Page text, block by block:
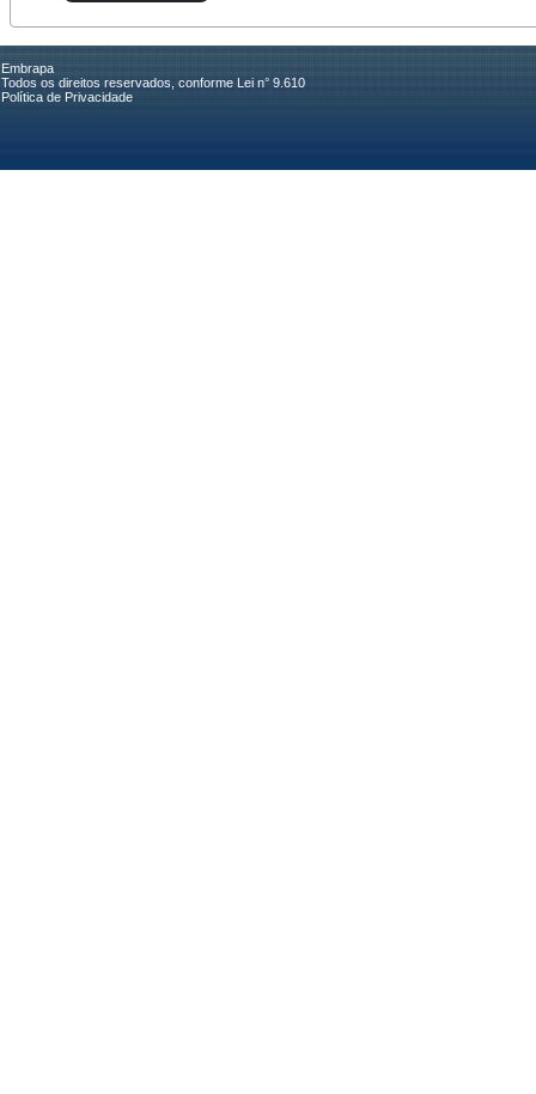
Embrapa
Todos os direitos reservados, conforme Lei n° 9.610
Política de Privacidade